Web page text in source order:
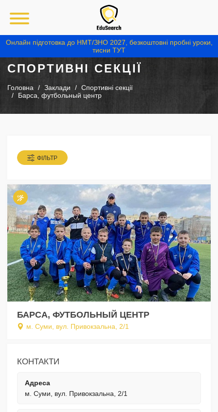
Онлайн підготовка до НМТ/ЗНО 2027, безкоштовні пробні уроки,
тисни ТУТ
СПОРТИВНІ СЕКЦІЇ
Головна Заклади
Спортивні секції
Барса, футбольный центр
ФІЛЬТР
БАРСА, ФУТБОЛЬНЫЙ ЦЕНТР
м. Суми, вул. Привокзальна, 2/1
КОНТАКТИ
Адреса
м. Суми, вул. Привокзальна, 2/1